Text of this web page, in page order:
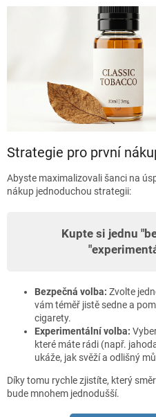
Strategie pro první
Abyste maximalizovali šanci na
nákup jednoduchou strategii:
Kupte si jednu
Bezpečná volba: Zvolte
vám téměř jistě sedne a
cigarety.
Experimentální volba:
které máte rádi (např.
ukáže, jak svěží a odlišný
Díky tomu rychle zjistíte, který
bude mnohem jednodušší.